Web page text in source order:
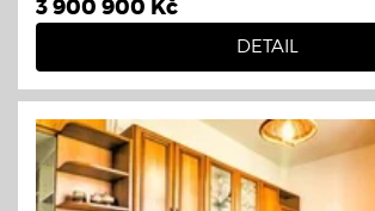
3 900 900 Kč
DETAIL